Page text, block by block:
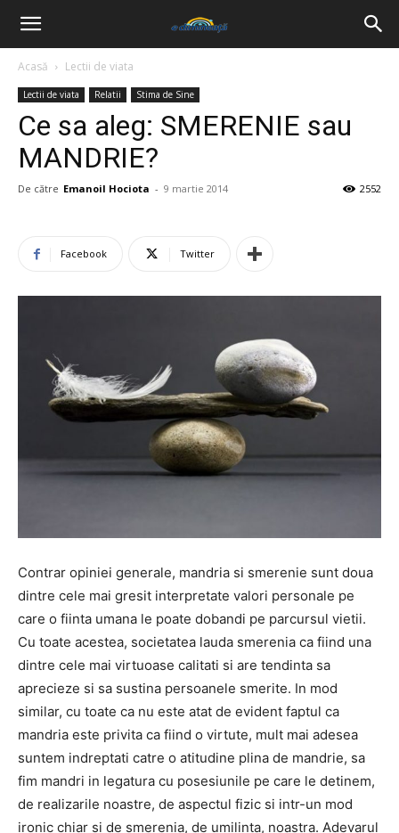
Acasă Lectii de viata
Lectii de viata Relatii Stima de Sine
Ce sa aleg: SMERENIE sau
MANDRIE?
De către Emanoil Hociota - 9 martie 2014 2552
Facebook Twitter
Contrar opiniei generale, mandria si smerenie sunt doua
dintre cele mai gresit interpretate valori personale pe
care o fiinta umana le poate dobandi pe parcursul vietii.
Cu toate acestea, societatea lauda smerenia ca fiind una
dintre cele mai virtuoase calitati si are tendinta sa
aprecieze si sa sustina persoanele smerite. In mod
similar, cu toate ca nu este atat de evident faptul ca
mandria este privita ca fiind o virtute, mult mai adesea
suntem indreptati catre o atitudine plina de mandrie, sa
fim mandri in legatura cu posesiunile pe care le detinem,
de realizarile noastre, de aspectul fizic si intr-un mod
ironic chiar si de smerenia, de umilinta, noastra. Adevarul